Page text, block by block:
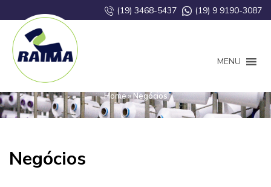
(19) 3468-5437 (19) 9 9190-3087
MENU
Negócios Home»Negócios
Negócios